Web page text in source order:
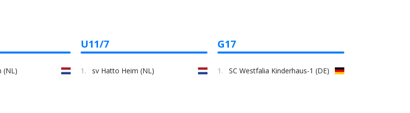
(NL)
U11/7
1. sv Hatto Heim (NL)
G17
1. SC Westfalia Kinderhaus-1 (DE)